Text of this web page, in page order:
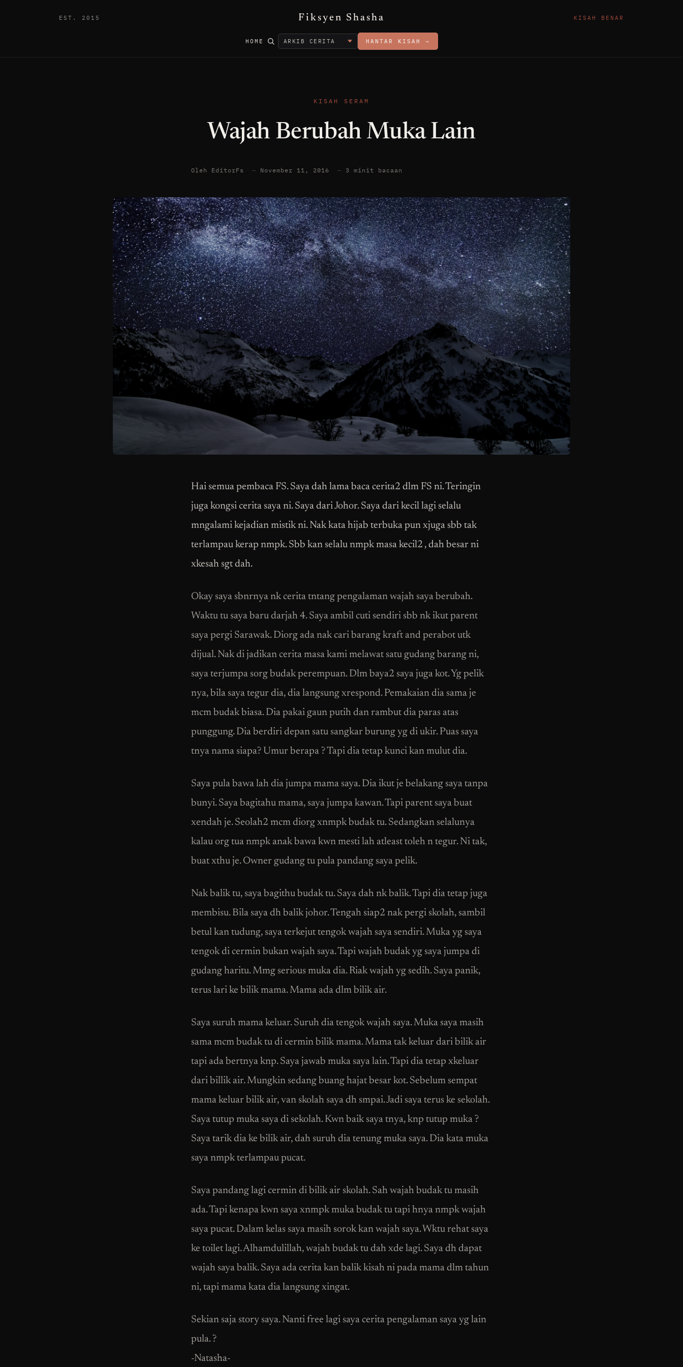
EST. 2015 Fiksyen Shasha KISAH BENAR
HOME HANTAR KISAH →
KISAH SERAM
Wajah Berubah Muka Lain
Oleh EditorFs — November 11, 2016 — 3 minit bacaan
Hai semua pembaca FS. Saya dah lama baca cerita2 dlm FS ni. Teringin
juga kongsi cerita saya ni. Saya dari Johor. Saya dari kecil lagi selalu
mngalami kejadian mistik ni. Nak kata hijab terbuka pun xjuga sbb tak
terlampau kerap nmpk. Sbb kan selalu nmpk masa kecil2 , dah besar ni
xkesah sgt dah.
Okay saya sbnrnya nk cerita tntang pengalaman wajah saya berubah.
Waktu tu saya baru darjah 4. Saya ambil cuti sendiri sbb nk ikut parent
saya pergi Sarawak. Diorg ada nak cari barang kraft and perabot utk
dijual. Nak di jadikan cerita masa kami melawat satu gudang barang ni,
saya terjumpa sorg budak perempuan. Dlm baya2 saya juga kot. Yg pelik
nya, bila saya tegur dia, dia langsung xrespond. Pemakaian dia sama je
mcm budak biasa. Dia pakai gaun putih dan rambut dia paras atas
punggung. Dia berdiri depan satu sangkar burung yg di ukir. Puas saya
tnya nama siapa? Umur berapa ? Tapi dia tetap kunci kan mulut dia.
Saya pula bawa lah dia jumpa mama saya. Dia ikut je belakang saya tanpa
bunyi. Saya bagitahu mama, saya jumpa kawan. Tapi parent saya buat
xendah je. Seolah2 mcm diorg xnmpk budak tu. Sedangkan selalunya
kalau org tua nmpk anak bawa kwn mesti lah atleast toleh n tegur. Ni tak,
buat xthu je. Owner gudang tu pula pandang saya pelik.
Nak balik tu, saya bagithu budak tu. Saya dah nk balik. Tapi dia tetap juga
membisu. Bila saya dh balik johor. Tengah siap2 nak pergi skolah, sambil
betul kan tudung, saya terkejut tengok wajah saya sendiri. Muka yg saya
tengok di cermin bukan wajah saya. Tapi wajah budak yg saya jumpa di
gudang haritu. Mmg serious muka dia. Riak wajah yg sedih. Saya panik,
terus lari ke bilik mama. Mama ada dlm bilik air.
Saya suruh mama keluar. Suruh dia tengok wajah saya. Muka saya masih
sama mcm budak tu di cermin bilik mama. Mama tak keluar dari bilik air
tapi ada bertnya knp. Saya jawab muka saya lain. Tapi dia tetap xkeluar
dari billik air. Mungkin sedang buang hajat besar kot. Sebelum sempat
mama keluar bilik air, van skolah saya dh smpai. Jadi saya terus ke sekolah.
Saya tutup muka saya di sekolah. Kwn baik saya tnya, knp tutup muka ?
Saya tarik dia ke bilik air, dah suruh dia tenung muka saya. Dia kata muka
saya nmpk terlampau pucat.
Saya pandang lagi cermin di bilik air skolah. Sah wajah budak tu masih
ada. Tapi kenapa kwn saya xnmpk muka budak tu tapi hnya nmpk wajah
saya pucat. Dalam kelas saya masih sorok kan wajah saya. Wktu rehat saya
ke toilet lagi. Alhamdulillah, wajah budak tu dah xde lagi. Saya dh dapat
wajah saya balik. Saya ada cerita kan balik kisah ni pada mama dlm tahun
ni, tapi mama kata dia langsung xingat.
Sekian saja story saya. Nanti free lagi saya cerita pengalaman saya yg lain
pula. ?
-Natasha-